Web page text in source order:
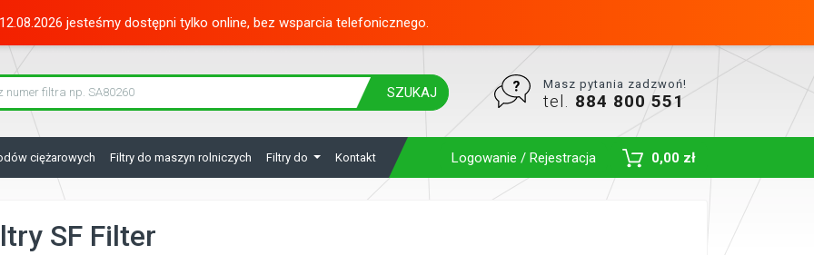
jesteśmy dostępni tylko online, bez wsparcia telefonicznego.
SZUKAJ
Masz pytania zadzwoń!
tel. 884 800 551
ciężarowych Filtry do maszyn rolniczych Filtry do Kontakt Logowanie / Rejestracja 0,00 zł
SF Filter